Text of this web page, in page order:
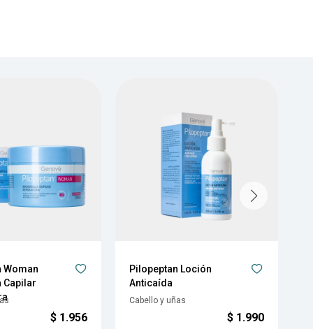
Woman
Capilar
$ 1.956
Pilopeptan Loción
Anticaída
Cabello y uñas
$ 1.990